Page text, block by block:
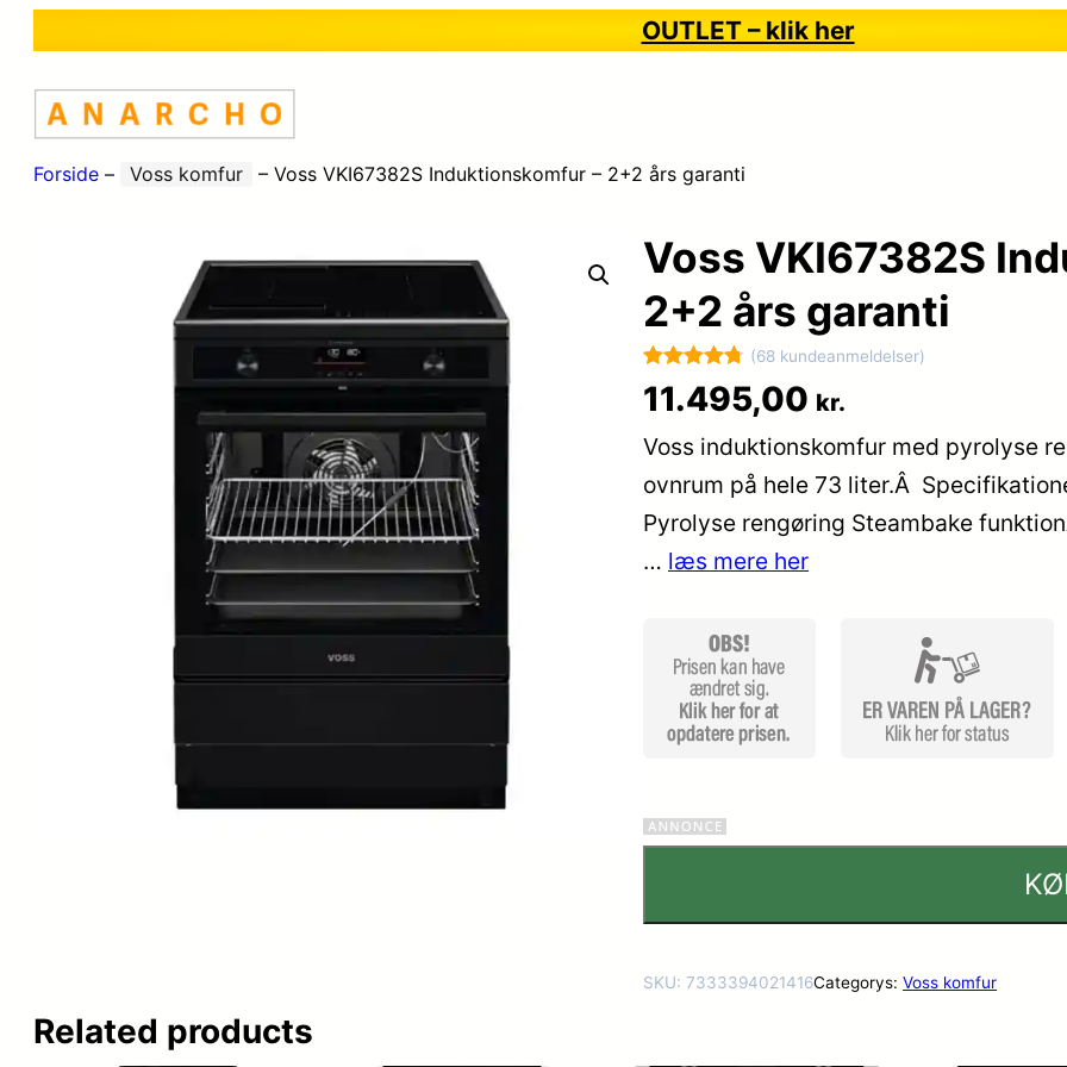
OUTLET – klik her
Forside – Voss komfur – Voss VKI67382S Induktionskomfur – 2+2 års garanti
Voss VKI67382S
2+2 års garanti
Bedømt
som4.8
ud af 5
68
mmelser
(68 kundeanmeldelser)
11.495,00 kr.
Voss induktionskomfur med pyrolyse
ovnrum på hele 73 liter.Â
Pyrolyse rengøring Steambake
… læs mere her
SKU: 7333394021416Categorys: Voss komfur
Related products